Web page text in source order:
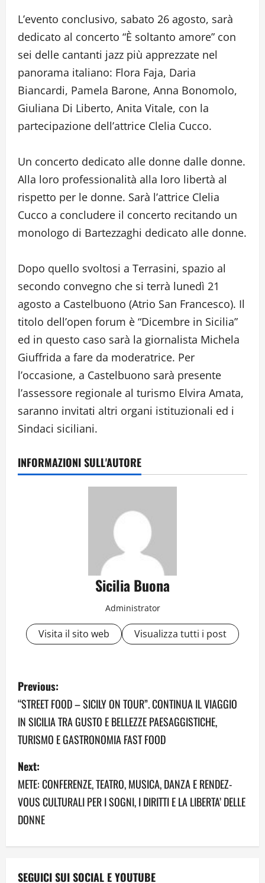
L’evento conclusivo, sabato 26 agosto, sarà
dedicato al concerto “È soltanto amore” con
sei delle cantanti jazz più apprezzate nel
panorama italiano: Flora Faja, Daria
Biancardi, Pamela Barone, Anna Bonomolo,
Giuliana Di Liberto, Anita Vitale, con la
partecipazione dell’attrice Clelia Cucco.
Un concerto dedicato alle donne dalle donne.
Alla loro professionalità alla loro libertà al
rispetto per le donne. Sarà l’attrice Clelia
Cucco a concludere il concerto recitando un
monologo di Bartezzaghi dedicato alle donne.
Dopo quello svoltosi a Terrasini, spazio al
secondo convegno che si terrà lunedì 21
agosto a Castelbuono (Atrio San Francesco). Il
titolo dell’open forum è “Dicembre in Sicilia”
ed in questo caso sarà la giornalista Michela
Giuffrida a fare da moderatrice. Per
l’occasione, a Castelbuono sarà presente
l’assessore regionale al turismo Elvira Amata,
saranno invitati altri organi istituzionali ed i
Sindaci siciliani.
INFORMAZIONI SULL'AUTORE
Sicilia Buona
Administrator
Visita il sito web Visualizza tutti i post
P
o
s
n
a
v
i
Previous:
“STREET FOOD – SICILY ON TOUR”. CONTINUA IL VIAGGIO
IN SICILIA TRA GUSTO E BELLEZZE PAESAGGISTICHE,
TURISMO E GASTRONOMIA FAST FOOD
Next:
METE: CONFERENZE, TEATRO, MUSICA, DANZA E RENDEZ-
VOUS CULTURALI PER I SOGNI, I DIRITTI E LA LIBERTA’ DELLE
DONNE
SEGUICI SUI SOCIAL E YOUTUBE